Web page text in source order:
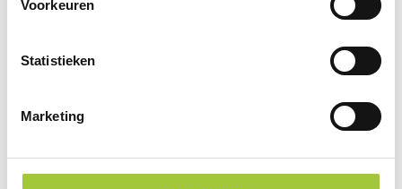
Voorkeuren
Statistieken
Marketing